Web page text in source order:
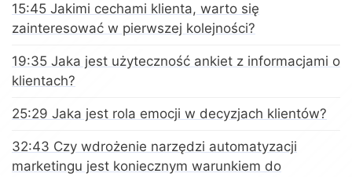
15:45 Jakimi cechami klienta, warto się
zainteresować w pierwszej kolejności?
19:35 Jaka jest użyteczność ankiet z informacjami o
klientach?
25:29 Jaka jest rola emocji w decyzjach klientów?
32:43 Czy wdrożenie narzędzi automatyzacji
marketingu jest koniecznym warunkiem do